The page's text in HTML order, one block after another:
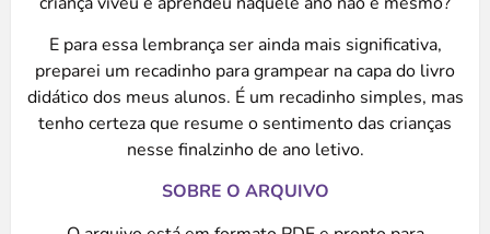
E para essa lembrança ser ainda mais significativa,
preparei um recadinho para grampear na capa do livro
didático dos meus alunos. É um recadinho simples, mas
tenho certeza que resume o sentimento das crianças
nesse finalzinho de ano letivo.
SOBRE O ARQUIVO